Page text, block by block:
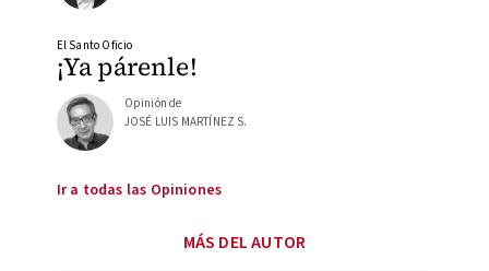
¡Ya párenle!
El Santo Oficio
Opinión de
JOSÉ LUIS MARTÍNEZ S.
Ir a todas las Opiniones
MÁS DEL AUTOR